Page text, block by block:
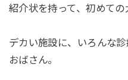
紹介状を持って、初めての
デカい施設に、いろんな
おばさん。